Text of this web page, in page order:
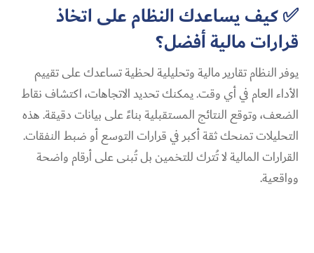
✅ كيف يساعدك النظام على اتخاذ
قرارات مالية أفضل؟
يوفر النظام تقارير مالية وتحليلية لحظية تساعدك على تقييم
الأداء العام في أي وقت. يمكنك تحديد الاتجاهات، اكتشاف نقاط
الضعف، وتوقع النتائج المستقبلية بناءً على بيانات دقيقة. هذه
التحليلات تمنحك ثقة أكبر في قرارات التوسع أو ضبط النفقات.
القرارات المالية لا تُترك للتخمين بل تُبنى على أرقام واضحة
وواقعية.